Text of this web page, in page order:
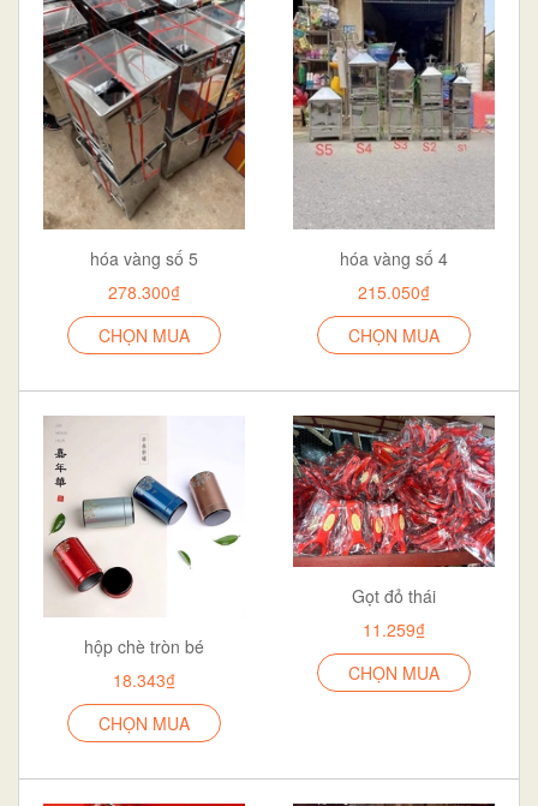
hóa vàng số 5
278.300₫
CHỌN MUA
hóa vàng số 4
215.050₫
CHỌN MUA
hộp chè tròn bé
18.343₫
CHỌN MUA
Gọt đỏ thái
11.259₫
CHỌN MUA